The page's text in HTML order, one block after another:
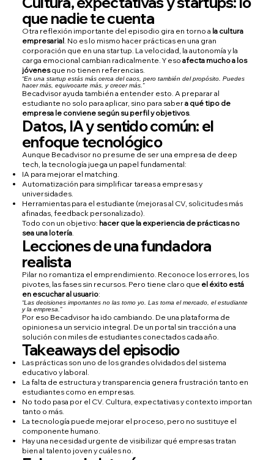
que nadie te cuenta
Otra reflexión importante del episodio gira en torno a la cultura
empresarial. No es lo mismo hacer prácticas en una gran
corporación que en una startup. La velocidad, la autonomía y la
carga emocional cambian radicalmente. Y eso afecta mucho a los
jóvenesque no tienen referencias.
“En una startup estás más cerca del caos, pero también del propósito. Puedes
hacer más, equivocarte más, y crecer más.”
Becadvisor ayuda también a entender esto. A preparar al
estudiante no solo para aplicar, sino para sabera qué tipo de
empresa le conviene según su perfil y objetivos.
Datos, IA y sentido común: el
enfoque tecnológico
Aunque Becadvisor no presume de ser una empresa de deep
tech, la tecnología juega un papel fundamental:
IA para mejorar el matching.
Automatización para simplificar tareas a empresas y
universidades.
Herramientas para el estudiante (mejoras al CV, solicitudes más
afinadas, feedback personalizado).
Todo con un objetivo: hacer que la experiencia de prácticas no
sea una lotería.
Lecciones de una fundadora
realista
Pilar no romantiza el emprendimiento. Reconoce los errores, los
pivotes, las fases sin recursos. Pero tiene claro que el éxito está
en escuchar al usuario:
“Las decisiones importantes no las tomo yo. Las toma el mercado, el estudiante
y la empresa.”
Por eso Becadvisor ha ido cambiando. De una plataforma de
opiniones a un servicio integral. De un portal sin tracción a una
solución con miles de estudiantes conectados cada año.
Takeaways del episodio
Las prácticas son uno de los grandes olvidados del sistema
educativo y laboral.
La falta de estructura y transparencia genera frustración tanto en
estudiantes como en empresas.
No todo pasa por el CV. Cultura, expectativas y contexto importan
tanto o más.
La tecnología puede mejorar el proceso, pero no sustituye el
componente humano.
Hay una necesidad urgente de visibilizar qué empresas tratan
bien al talento joven y cuáles no.